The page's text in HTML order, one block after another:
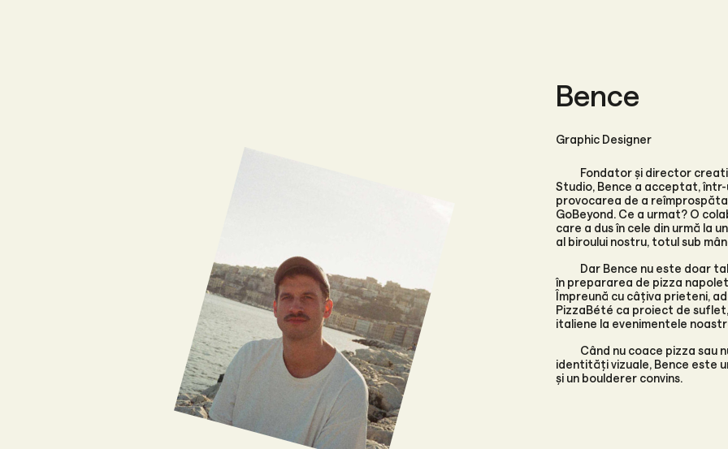
Bence
Graphic Designer
Fondator și director
Studio, Bence a acceptat, într-
provocarea de a
GoBeyond. Ce a urmat? O
care a dus în cele din urmă la
al biroului nostru, totul sub
Dar Bence nu este doar
în prepararea de pizza
Împreună cu câțiva prieteni,
PizzaBété ca proiect de
italiene la evenimentele
Când nu coace pizza sau
identități vizuale, Bence este
și un boulderer convins.